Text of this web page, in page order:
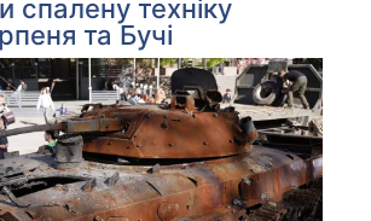
спалену техніку
та Бучі